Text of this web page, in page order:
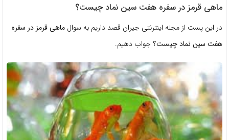
ماهی قرمز در سفره هفت سین نماد چیست؟
در این پست از مجله اینترنتی جیران قصد داریم به سوال ماهی قرمز در سفره
هفت سین نماد چیست؟ جواب دهیم.